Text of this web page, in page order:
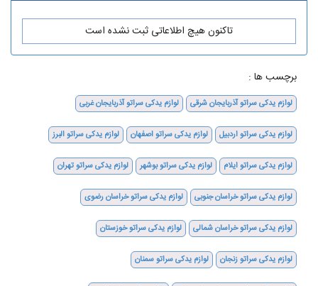
تاکنون هیچ اطلاعاتی ثبت نشده است
برچسب ها :
لوازم یدکی سراتو آذربایجان شرقی لوازم یدکی سراتو آذربایجان غربی
لوازم یدکی سراتو اردبیل لوازم یدکی سراتو اصفهان لوازم یدکی سراتو البرز
لوازم یدکی سراتو ایلام لوازم یدکی سراتو بوشهر لوازم یدکی سراتو تهران
لوازم یدکی سراتو خراسان جنوبی لوازم یدکی سراتو خراسان رضوی
لوازم یدکی سراتو خراسان شمالی لوازم یدکی سراتو خوزستان
لوازم یدکی سراتو زنجان لوازم یدکی سراتو سمنان